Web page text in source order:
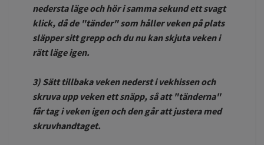
nedersta läge och hör i samma sekund ett svagt
klick, då de "tänder" som håller veken på plats
släpper sitt grepp och du nu kan skjuta veken i
rätt läge igen.
3) Sätt tillbaka veken nederst i vekhissen och
skruva upp veken ett snäpp, så att "tänderna"
får tag i veken igen och den går att justera med
skruvhandtaget.